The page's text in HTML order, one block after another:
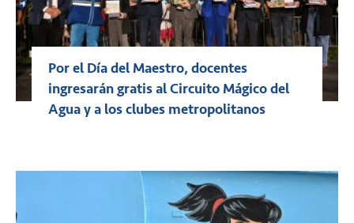
Por el Día del Maestro, docentes
ingresarán gratis al Circuito Mágico del
Agua y a los clubes metropolitanos